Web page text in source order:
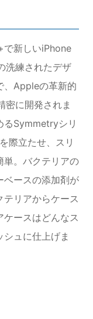
新しいiPhone
洗練されたデザ
、Appleの革新的
密に開発されま
るSymmetryシリ
際立たせ、スリ
単。バクテリアの
ベースの添加剤が
リアからケース
ースはどんなス
ュに仕上げま